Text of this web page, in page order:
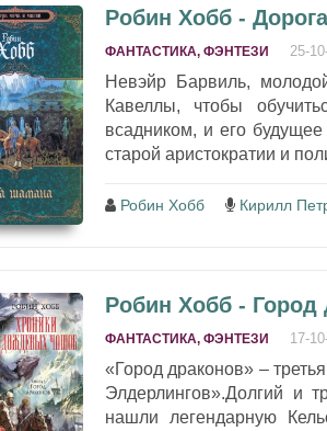
Робин Хобб -
ФАНТАСТИКА, ФЭНТЕЗИ 25-
Невэйр Барвиль,
Кавеллы, чтобы
всадником, и его
старой аристократии и
Робин Хобб Кирилл
Робин Хобб - Город
ФАНТАСТИКА, ФЭНТЕЗИ 17-
«Город драконов» –
Элдерлингов».Долгий и
нашли легендарную